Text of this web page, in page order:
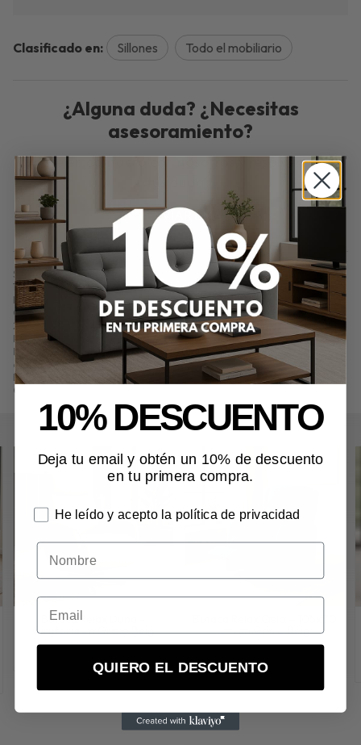
Sillón Roma Soft – 105x58 cm en Beig y Cerezo. Sillón Roma Soft de
105x58x80 cm en Nido beig con patas cerezo. Clásico, cómodo y elegante.
Ideal para salón, dormitorio o rincón de lectura.
Comprar
Mesa Camilla Alba – Disponible en Varias Medidaspor
276,00
. Producto en stock.
Precio, información, características e imágenes deMesa Camilla Alba –
Disponible en Varias Medidasreferencia N65/1, pertenece a las
categoríasSillones (25) y Todo el mobiliario(177).
Encuentra productos relacionados y de similares características a
Camilla Alba – Disponible en Varias Medidas
Clasificado en: Sillones Todo el mobiliario
¿Alguna duda? ¿Necesitas
asesoramiento?
Ponte en contacto con nosotros y resolveremos
ENVIAR EMAIL
Butaca Relax Duna –
Giratoria en Gris o Beig
598,80€
cm en Gris o Beig
492,00€
10% DESCUENTO
Deja tu email y obtén un 10% de descuento
en tu primera compra.
He leído y acepto la política de privacidad
Nombre
QUIERO EL DESCUENTO